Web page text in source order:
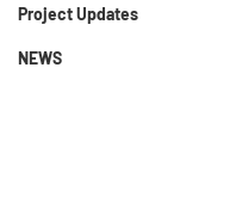
Project Updates
NEWS